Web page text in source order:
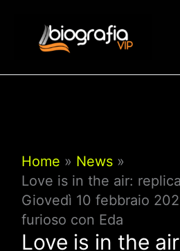
contenuto
Home
News
Love is in the air:
Giovedì 10 febbraio
furioso con Eda
Love is in the